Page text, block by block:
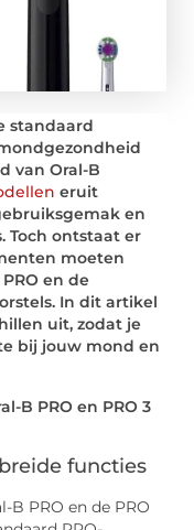
standaard
van Oral-B
eruit
en
Toch ontstaat er
moeten
en de
In dit artikel
uit, zodat je
bij jouw mond en
functies
B PRO en de PRO